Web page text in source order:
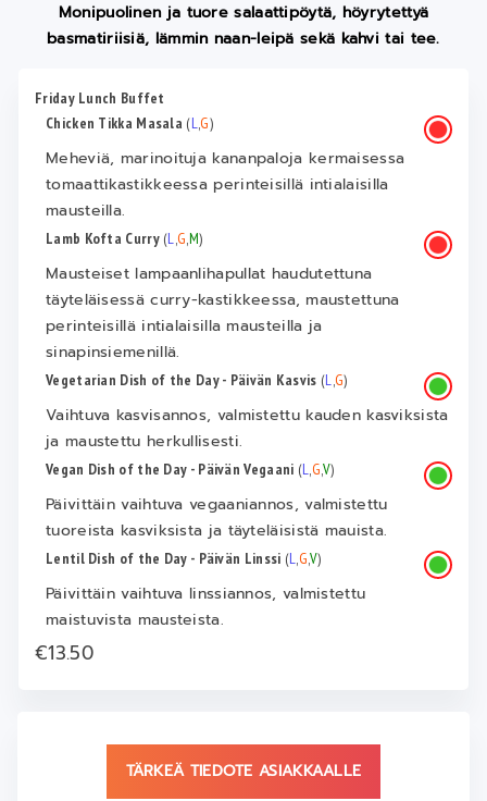
Monipuolinen ja tuore salaattipöytä, höyrytettyä
basmatiriisiä, lämmin naan-leipä sekä kahvi tai tee.
Friday Lunch Buffet
Chicken Tikka Masala (L,G)
Meheviä, marinoituja kananpaloja kermaisessa
tomaattikastikkeessa perinteisillä intialaisilla
mausteilla.
Lamb Kofta Curry (L,G,M)
Mausteiset lampaanlihapullat haudutettuna
täyteläisessä curry-kastikkeessa, maustettuna
perinteisillä intialaisilla mausteilla ja
sinapinsiemenillä.
Vegetarian Dish of the Day - Päivän Kasvis (L,G)
Vaihtuva kasvisannos, valmistettu kauden kasviksista
ja maustettu herkullisesti.
Vegan Dish of the Day - Päivän Vegaani (L,G,V)
Päivittäin vaihtuva vegaaniannos, valmistettu
tuoreista kasviksista ja täyteläisistä mauista.
Lentil Dish of the Day - Päivän Linssi (L,G,V)
Päivittäin vaihtuva linssiannos, valmistettu
maistuvista mausteista.
€13.50
TÄRKEÄ TIEDOTE ASIAKKAALLE